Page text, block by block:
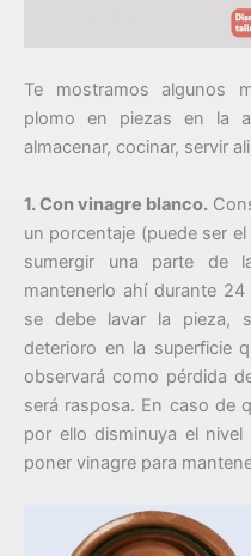
Te mostramos algunos
plomo en piezas en la
almacenar, cocinar, servir
1. Con vinagre blanco.
un porcentaje (puede ser
sumergir una parte de
mantenerlo ahí durante
se debe lavar la pieza,
deterioro en la superficie
observará como pérdida
será rasposa. En caso de
por ello disminuya el
poner vinagre para